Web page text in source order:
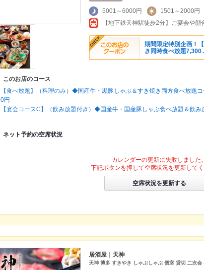
5001～6000円
1501～2000円
【地下鉄天神駅徒歩2分】ご宴会や顔
期間限定特別企画！
き同時食べ放題
このお店のコース
【食べ放題】（料理のみ）◆国産牛・黒豚しゃぶ＆すき焼き両方食べ放
0円
【宴会コースC】（飲み放題付き）◆国産牛・国産豚しゃぶ食べ放題＆飲
ネット予約の空席状況
カレンダーの更新に失敗しました。
下記ボタンを押して空席状況を更新してく
空席状況を更新する
居酒屋｜天神
天神 博多 すきやき しゃぶしゃぶ 個室 貸切 二次